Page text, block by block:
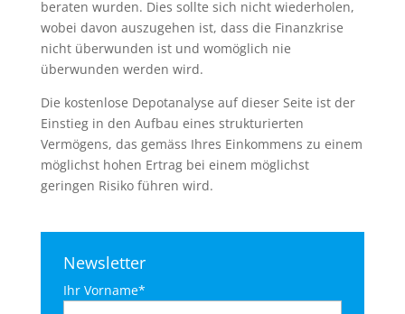
beraten wurden. Dies sollte sich nicht wiederholen,
wobei davon auszugehen ist, dass die Finanzkrise
nicht überwunden ist und womöglich nie
überwunden werden wird.
Die kostenlose Depotanalyse auf dieser Seite ist der
Einstieg in den Aufbau eines strukturierten
Vermögens, das gemäss Ihres Einkommens zu einem
möglichst hohen Ertrag bei einem möglichst
geringen Risiko führen wird.
Newsletter
Ihr Vorname*